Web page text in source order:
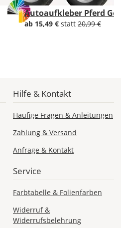
Autoaufkleber Pferd
ab 15,49 € statt 20,99 €
Hilfe & Kontakt
Häufige Fragen & Anleitungen
Zahlung & Versand
Anfrage & Kontakt
Service
Farbtabelle & Folienfarben
Widerruf &
Widerrufsbelehrung